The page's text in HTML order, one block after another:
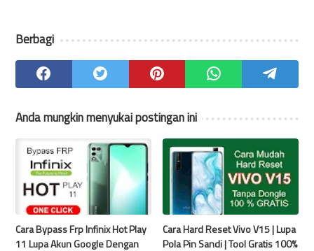
Berbagi
Anda mungkin menyukai postingan ini
Cara Bypass Frp Infinix Hot Play
11 Lupa Akun Google Dengan
Cara Hard Reset Vivo V15 | Lupa
Pola Pin Sandi | Tool Gratis 100%